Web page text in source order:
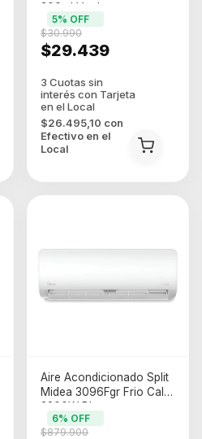
300ml Verde
$29.439
$30.990
5% OFF
$26.495,10 con
Efectivo en el
Local
Aire Acondicionado Split
Midea 3096Fgr Frio Calor
3200W Blanco
$879.900
6% OFF